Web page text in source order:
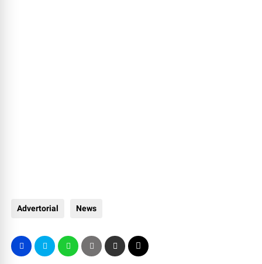
Advertorial News